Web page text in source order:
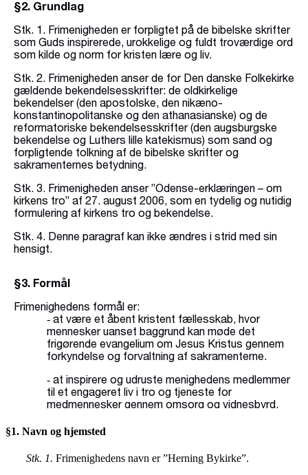
§1. Navn og hjemsted
Stk. 1. Frimenighedens navn er ”Herning Bykirke”.